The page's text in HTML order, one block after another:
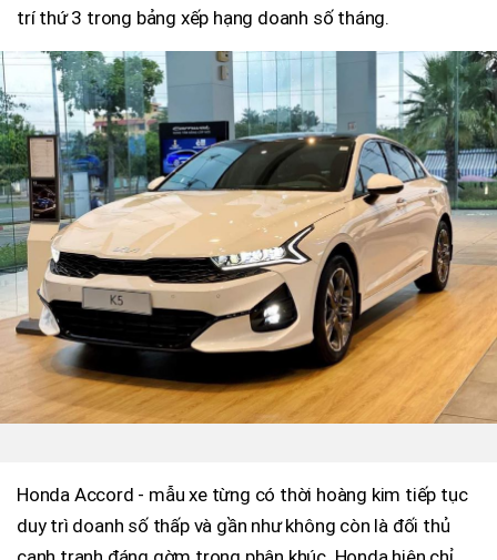
trí thứ 3 trong bảng xếp hạng doanh số tháng.
Honda Accord - mẫu xe từng có thời hoàng kim tiếp tục
duy trì doanh số thấp và gần như không còn là đối thủ